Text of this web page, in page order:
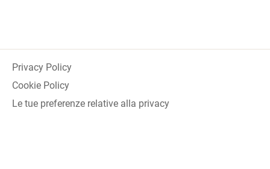
Privacy Policy
Cookie Policy
Le tue preferenze relative alla privacy